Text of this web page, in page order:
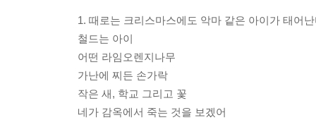
1. 때로는 크리스마스에도 악마 같은 아이가 태어
철드는 아이
어떤 라임오렌지나무
가난에 찌든 손가락
작은 새, 학교 그리고 꽃
네가 감옥에서 죽는 것을 보겠어